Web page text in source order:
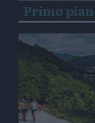
Primo